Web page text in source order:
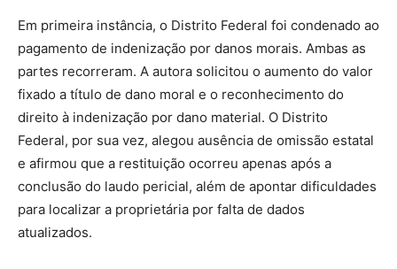
Em primeira instância, o Distrito Federal foi condenado ao
pagamento de indenização por danos morais. Ambas as
partes recorreram. A autora solicitou o aumento do valor
fixado a título de dano moral e o reconhecimento do
direito à indenização por dano material. O Distrito
Federal, por sua vez, alegou ausência de omissão estatal
e afirmou que a restituição ocorreu apenas após a
conclusão do laudo pericial, além de apontar dificuldades
para localizar a proprietária por falta de dados
atualizados.